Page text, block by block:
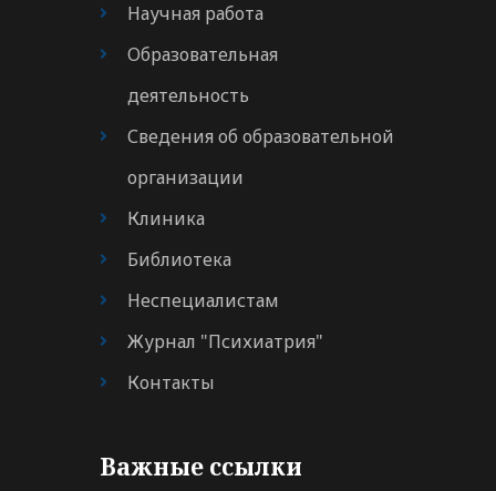
Научная работа
Образовательная
деятельность
Сведения об образовательной
организации
Клиника
Библиотека
Неспециалистам
Журнал "Психиатрия"
Контакты
Важные ссылки